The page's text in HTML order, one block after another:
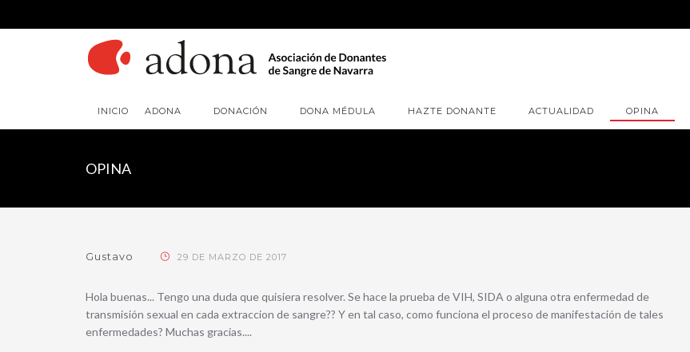
INICIO ADONA DONACIÓN DONA MÉDULA HAZTE DONANTE ACTUALIDAD OPINA
OPINA
Gustavo 29 DE MARZO DE 2017
Hola buenas... Tengo una duda que quisiera resolver. Se hace la prueba de VIH, SIDA o alguna otra enfermedad de
transmisión sexual en cada extraccion de sangre?? Y en tal caso, como funciona el proceso de manifestación de tales
enfermedades? Muchas gracias....